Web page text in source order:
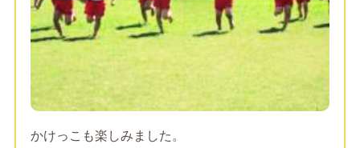
かけっこも楽しみました。